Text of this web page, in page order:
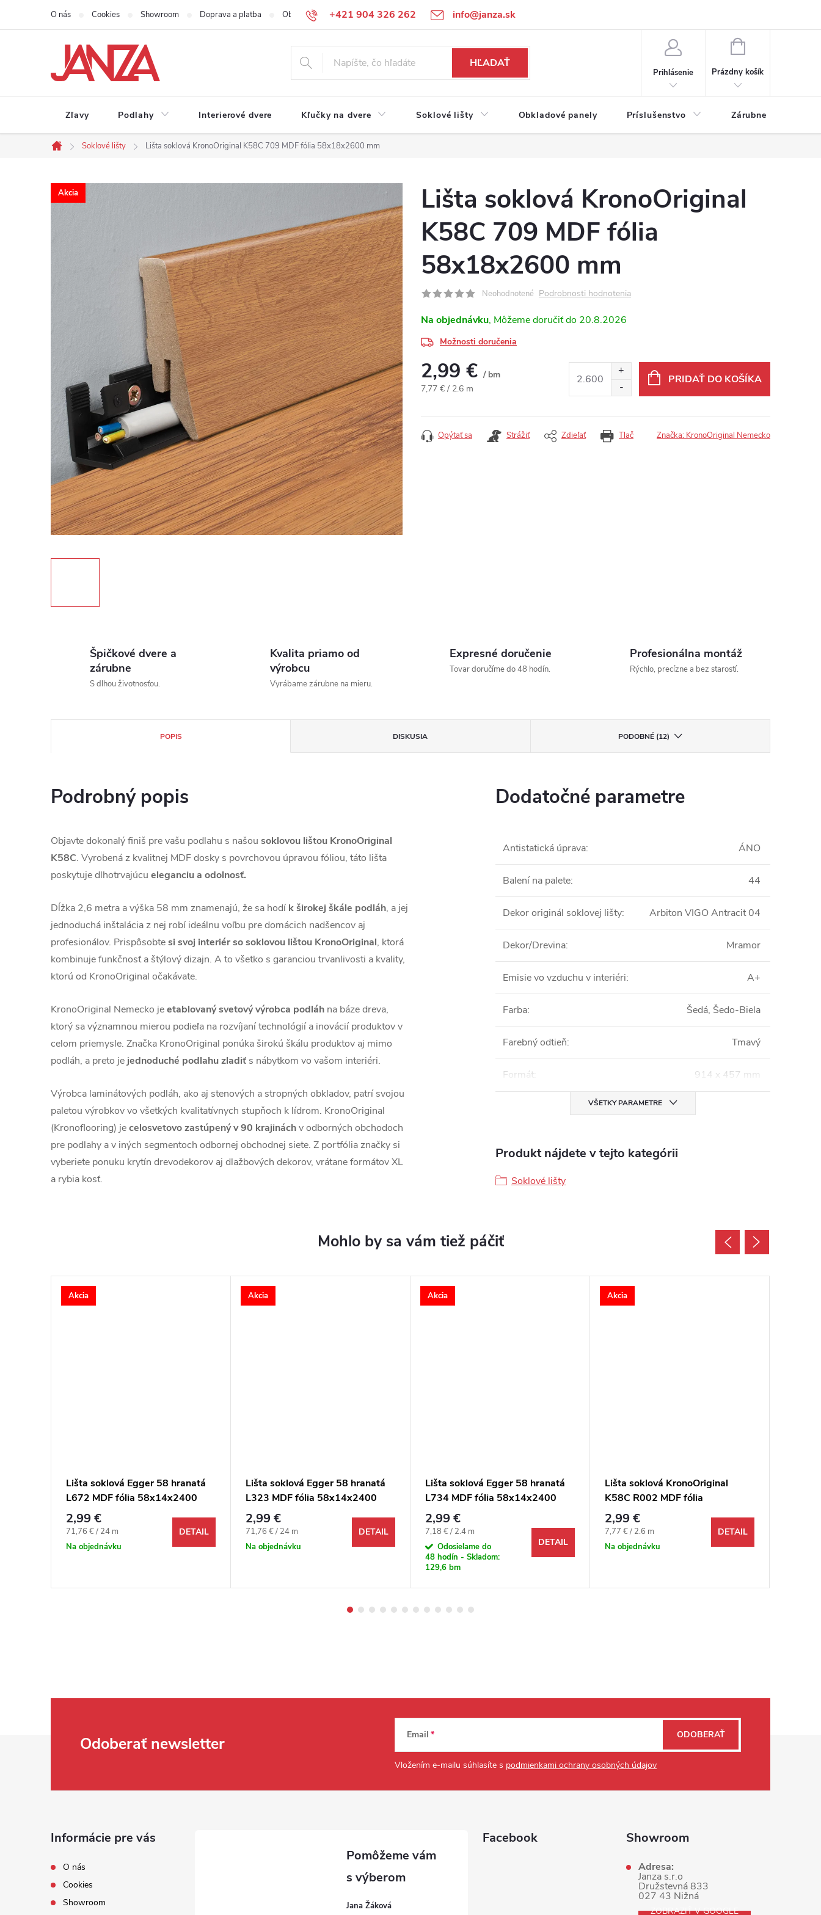
Prejsť na obsah +421 904 326 262 info@janza.sk
O nás Cookies Showroom Doprava a platba Obchodné podmienky Reklamačné podmienky Podmienky ochrany osobných údajov
HĽADAŤ
Prihlásenie
NÁKUPNÝ KOŠÍK
Prázdny košík
Zľavy Podlahy Interierové dvere Kľučky na dvere Soklové lišty Obkladové panely Príslušenstvo Zárubne
Domov
Soklové lišty Lišta soklová KronoOriginal K58C 709 MDF fólia 58x18x2600 mm
Akcia
Lišta soklová KronoOriginal
K58C 709 MDF fólia
58x18x2600 mm
Neohodnotené Podrobnosti hodnotenia
Na objednávku 20.8.2026
Možnosti doručenia
2,99 € / bm
Jednotková cena:
7,77 € / 2.6 m
PRIDAŤ DO KOŠÍKA
Tlač
Opýtať sa Strážiť Zdieľať Značka: KronoOriginal Nemecko
Špičkové dvere a
zárubne
S dlhou životnosťou.
Kvalita priamo od
výrobcu
Vyrábame zárubne na mieru.
Expresné doručenie
Tovar doručíme do 48 hodín.
Profesionálna montáž
Rýchlo, precízne a bez starostí.
POPIS DISKUSIA PODOBNÉ (12)
Podrobný popis
Objavte dokonalý finiš pre vašu podlahu s našou soklovou lištou KronoOriginal
K58C. Vyrobená z kvalitnej MDF dosky s povrchovou úpravou fóliou, táto lišta
poskytuje dlhotrvajúcu eleganciu a odolnosť.
Dĺžka 2,6 metra a výška 58 mm znamenajú, že sa hodí k širokej škále podláh, a jej
jednoduchá inštalácia z nej robí ideálnu voľbu pre domácich nadšencov aj
profesionálov. Prispôsobtesi svoj interiér so soklovou lištou KronoOriginal, ktorá
kombinuje funkčnosť a štýlový dizajn. A to všetko s garanciou trvanlivosti a kvality,
ktorú od KronoOriginal očakávate.
KronoOriginal Nemecko jeetablovaný svetový výrobca podláh na báze dreva,
ktorý sa významnou mierou podieľa na rozvíjaní technológií a inovácií produktov v
celom priemysle. Značka KronoOriginal ponúka širokú škálu produktov aj mimo
podláh, a preto je jednoduché podlahu zladiť s nábytkom vo vašom interiéri.
Výrobca laminátových podláh, ako aj stenových a stropných obkladov, patrí svojou
paletou výrobkov vo všetkých kvalitatívnych stupňoch k lídrom. KronoOriginal
(Kronoflooring) jecelosvetovo zastúpený v 90 krajináchv odborných obchodoch
pre podlahy a v iných segmentoch odbornej obchodnej siete. Z portfólia značky si
vyberiete ponuku krytín drevodekorov aj dlažbových dekorov, vrátane formátov XL
a rybia kosť.
Dodatočné parametre
Antistatická úprava: ÁNO
Balení na palete: 44
Dekor originál soklovej lišty: Arbiton VIGO Antracit 04
Dekor/Drevina: Mramor
Emisie vo vzduchu v interiéri: A+
Farba: Šedá, Šedo-Biela
Farebný odtieň: Tmavý
Formát: 914 x 457 mm
VŠETKY PARAMETRE
Produkt nájdete v tejto kategórii
Soklové lišty
Akcia
Lišta soklová Egger 58 hranatá
L672 MDF fólia 58x14x2400
mm
2,99 €
Jednotková cena:
71,76 € / 24 m
Na objednávku
DETAIL
Akcia
Lišta soklová Egger 58 hranatá
L323 MDF fólia 58x14x2400
mm
2,99 €
Jednotková cena:
71,76 € / 24 m
Na objednávku
DETAIL
Akcia
Lišta soklová Egger 58 hranatá
L734 MDF fólia 58x14x2400
mm
2,99 €
Jednotková cena:
7,18 € / 2.4 m
Odosielame do
48 hodín - Skladom:
129,6 bm
DETAIL
Akcia
Lišta soklová KronoOriginal
K58C R002 MDF fólia
58x18x2600 mm
2,99 €
Jednotková cena:
7,77 € / 2.6 m
Na objednávku
DETAIL
Odoberať newsletter Email
Vložením e-mailu súhlasíte s podmienkami ochrany osobných údajov
ODOBERAŤ
Informácie pre vás
O nás
Cookies
Showroom
Jana Žáková
Facebook Showroom
Adresa:
Janza s.r.o
Družstevná 833
027 43 Nižná
ZOBRAZIŤ V GOOGLE